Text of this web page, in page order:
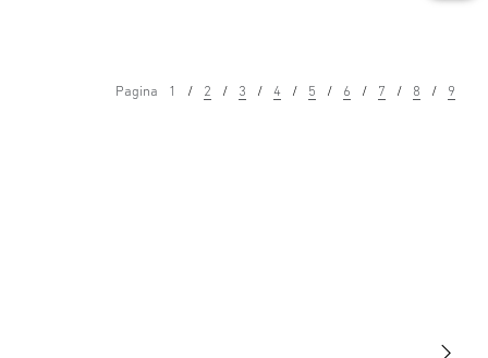
Pagina 1 2 3 4 5 6 7 8 9